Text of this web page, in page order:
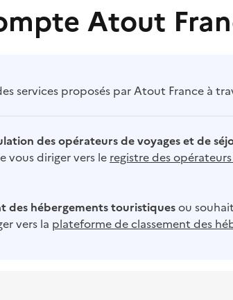
Atout
services proposés par Atout France à
des opérateurs de voyages et de
vous diriger vers le registre des
des hébergements touristiquesou
vers la plateforme de classement des